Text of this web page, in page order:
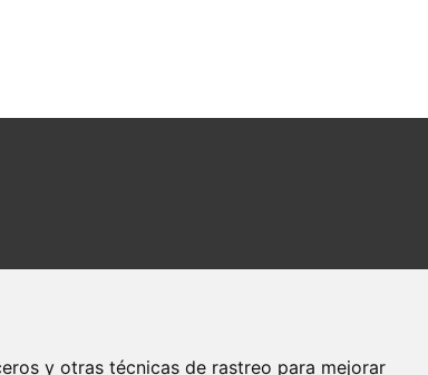
y otras técnicas de rastreo para mejorar